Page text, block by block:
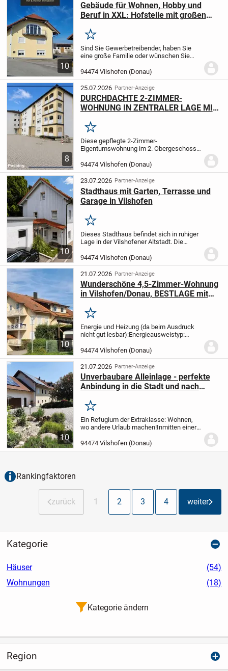
10
Gebäude für Wohnen, Hobby und
Beruf in XXL: Hofstelle mit großen
Merken
Sind Sie Gewerbetreibender, haben Sie
eine große Familie oder wünschen Sie
und andere Hobbys? Diese Hofstelle
bietet 1000 Möglichkeiten!Riesige
Wohnflächen,...
94474 Vilshofen (Donau)
8
25.07.2026 Partner-Anzeige
DURCHDACHTE 2-ZIMMER-
WOHNUNG IN ZENTRALER LAGE MIT
Merken
Diese gepflegte 2-Zimmer-
Eigentumswohnung im 2. Obergeschoss
13 Wohneinheiten überzeugt durch einen
durchdachten Grundriss und eine
angenehme Wohnatmosphäre. Zu...
94474 Vilshofen (Donau)
10
23.07.2026 Partner-Anzeige
Stadthaus mit Garten, Terrasse und
Garage in Vilshofen
Merken
Dieses Stadthaus befindet sich in ruhiger
Lage in der Vilshofener Altstadt. Die
verteilt auf drei Etagen, sowie rund 47 m²
Nutzfläche.m Erdgeschoss befinden...
94474 Vilshofen (Donau)
10
21.07.2026 Partner-Anzeige
Wunderschöne 4,5-Zimmer-Wohnung
in Vilshofen/Donau, BESTLAGE mit
Merken
Energie und Heizung (da beim Ausdruck
nicht gut lesbar):Energieausweistyp:
WohngebäudeBaujahr laut
Energieausweis: 1992Wesentliche
Energieträger: GasGültigkeit:...
94474 Vilshofen (Donau)
10
21.07.2026 Partner-Anzeige
Unverbaubare Alleinlage - perfekte
Anbindung in die Stadt und nach
Merken
Ein Refugium der Extraklasse: Wohnen,
wo andere Urlaub machen!Inmitten einer
zentral gelegen, präsentiert sich dieses
außergewöhnliche Anwesen als ein Ort,
94474 Vilshofen (Donau)
Rankingfaktoren
zurück 1 2 3 4 weiter
Kategorie
Häuser
(54)
Wohnungen
(18)
Kategorie ändern
Region